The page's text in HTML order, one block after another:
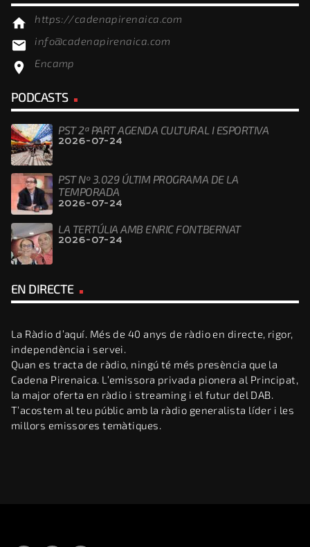
home https://cadenapirenaica.com
email info@cadenapirenaica.com
location_on Encamp
PODCASTS
PST 2ª PART AGENDA CULTURAL I ESPORTIVA
2026-07-24
PST Nº 3.029 ÚLTIM PROGRAMA DE LA
TEMPORADA
2026-07-24
LA TERTÚLIA AMB ENRIC FONTBERNAT
2026-07-24
EN DIRECTE
La Ràdio d’aquí. Més de 40 anys de ràdio en directe, rigor,
independència i servei.
Quan es tracta de ràdio, ningú té més presència que la
Cadena Pirenaica. L’emissora privada pionera al Principat,
la major oferta en ràdio i streaming i el futur del DAB.
T’acostem al teu públic amb la ràdio generalista líder i les
millors emissores temàtiques.